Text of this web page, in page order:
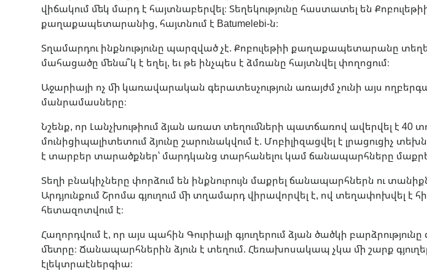
վիճակում մեկ մարդ է հայտնաբերվել։ Տեղեկությունը հաստատել են
քաղաքապետարանից, հայտնում է Batumelebi-ն։
Տղամարդու ինքնությունը պարզված չէ. Քոբուլեթիի քաղաքապետարանը
մահացածը մենա՞կ է եղել, եւ թե ինչպես է ձմռանը հայտնվել փողոցում։
Աջարիայի ոչ մի կառավարական գերատեսչություն առայժմ չունի այս
մանրամասները։
Նշենք, որ Լանչխութիում ձյան առատ տեղումների պատճառով ավերվել է 40
մունիցիպալիտետում ձյունը շարունակվում է. Մոբիլիզացվել է լրացուցիչ
է տարբեր տարածքներ՝ մարդկանց տարհանելու կամ ճանապարհները
Տեղի բնակիչները փորձում են ինքնուրույն մաքրել ճանապարհներն ու
Արդյունքում Շրոմա գյուղում մի տղամարդ վիրավորվել է, ով տեղափոխվել է
հետազոտվում է։
Հաղորդվում է, որ այս պահին Գուրիայի գյուղերում ձյան ծածկի
մետրը։ Ճանապարհներին ձյուն է տեղում. Հեռախոսակապ չկա մի շարք
էլեկտրաէներգիա։